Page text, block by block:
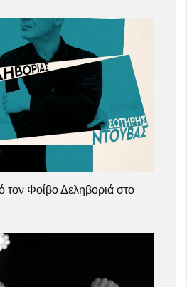
τον Φοίβο Δεληβοριά στο